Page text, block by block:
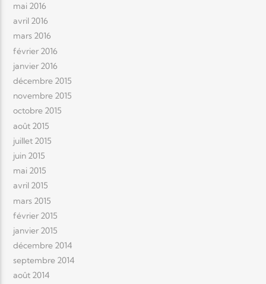
mai 2016
avril 2016
mars 2016
février 2016
janvier 2016
décembre 2015
novembre 2015
octobre 2015
août 2015
juillet 2015
juin 2015
mai 2015
avril 2015
mars 2015
février 2015
janvier 2015
décembre 2014
septembre 2014
août 2014